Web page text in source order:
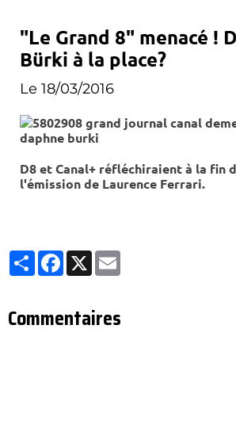
"Le Grand 8" menacé !
Bürki à la place?
Le 18/03/2016
D8 et Canal+ réfléchiraient à la fin
l'émission de Laurence Ferrari.
Partager
Facebook
X
Commentaires